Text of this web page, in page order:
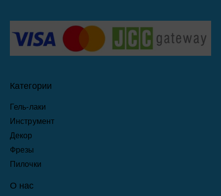
Категории
Гель-лаки
Инструмент
Декор
Фрезы
Пилочки
О нас